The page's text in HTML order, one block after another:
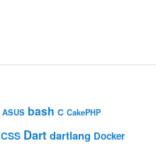
ASUS bash C CakePHP
CSS Dart dartlang Docker